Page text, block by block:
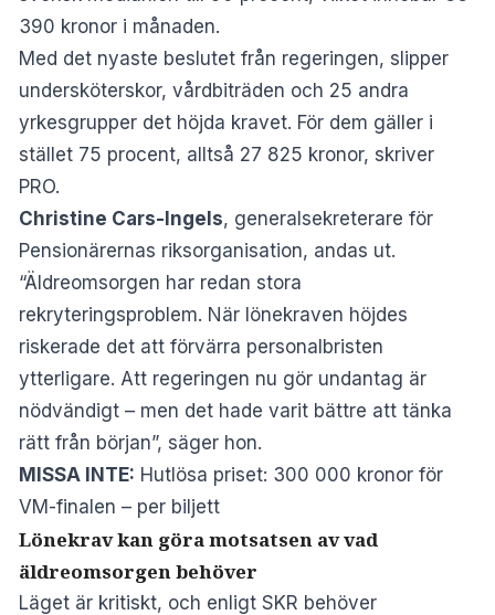
390 kronor i månaden.
Med det nyaste beslutet från regeringen, slipper
undersköterskor, vårdbiträden och 25 andra
yrkesgrupper det höjda kravet. För dem gäller i
stället 75 procent, alltså 27 825 kronor, skriver
PRO.
Christine Cars-Ingels, generalsekreterare för
Pensionärernas riksorganisation, andas ut.
“Äldreomsorgen har redan stora
rekryteringsproblem. När lönekraven höjdes
riskerade det att förvärra personalbristen
ytterligare. Att regeringen nu gör undantag är
nödvändigt – men det hade varit bättre att tänka
rätt från början”, säger hon.
MISSA INTE: Hutlösa priset: 300 000 kronor för
VM-finalen – per biljett
Lönekrav kan göra motsatsen av vad
äldreomsorgen behöver
Läget är kritiskt, och enligt SKR behöver